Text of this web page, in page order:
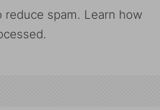
spam. Learn how